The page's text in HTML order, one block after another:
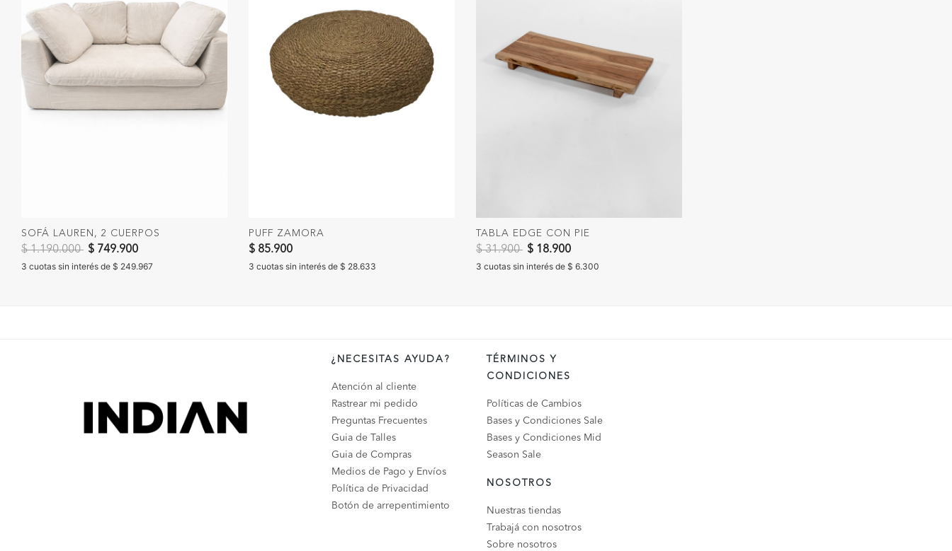
SOFÁ LAUREN, 2 CUERPOS
Precio reducido de
$ 1.190.000a$ 749.900
3 cuotas sin interés de $ 249.967
PUFF ZAMORA
$ 85.900
3 cuotas sin interés de $ 28.633
TABLA EDGE CON PIE
Precio reducido de
$ 31.900a$ 18.900
3 cuotas sin interés de $ 6.300
¿NECESITAS AYUDA?
Atención al cliente
Rastrear mi pedido
Preguntas Frecuentes
Guia de Talles
Guia de Compras
Medios de Pago y Envíos
Política de Privacidad
Botón de arrepentimiento
TÉRMINOS Y
CONDICIONES
Políticas de Cambios
Bases y Condiciones Sale
Bases y Condiciones Mid
Season Sale
NOSOTROS
Nuestras tiendas
Trabajá con nosotros
Sobre nosotros